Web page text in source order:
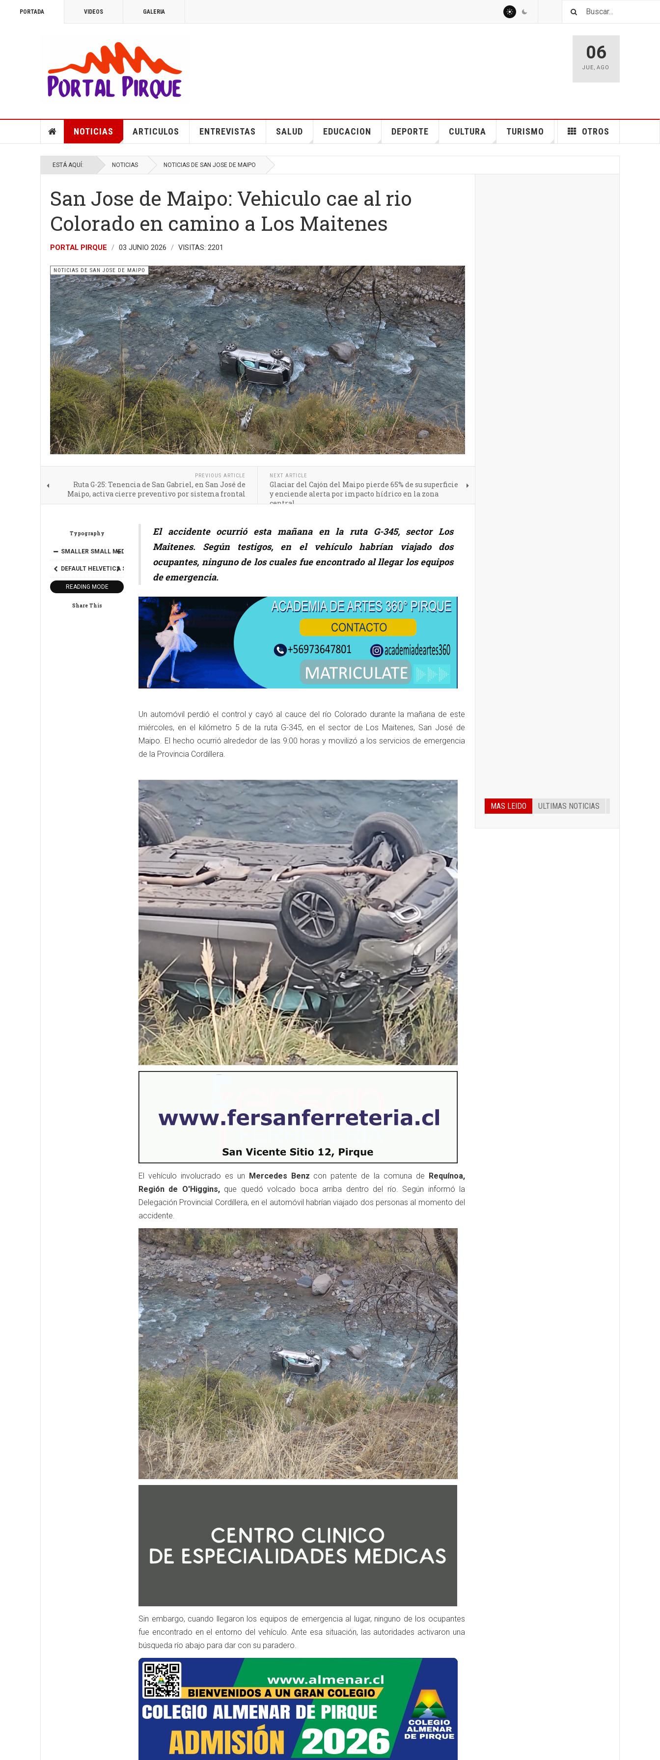
PORTADA VIDEOS GALERIA
06
JUE,AGO
NOTICIAS ARTICULOS ENTREVISTAS SALUD EDUCACION DEPORTE CULTURA TURISMO OTROS
ESTÁ AQUÍ: NOTICIAS NOTICIAS DE SAN JOSE DE MAIPO
San Jose de Maipo: Vehiculo cae al rio
Colorado en camino a Los Maitenes
PORTAL PIRQUE 03 JUNIO 2026 VISITAS: 2201
NOTICIAS DE SAN JOSE DE MAIPO
PREVIOUS ARTICLE
Ruta G-25: Tenencia de San Gabriel, en San José de
Maipo, activa cierre preventivo por sistema frontal
NEXT ARTICLE
Glaciar del Cajón del Maipo pierde 65% de su superficie
y enciende alerta por impacto hídrico en la zona
central
Typography
SMALLER SMALL MEDIUM BIGGER
DEFAULT HELVETICA SEGOE GEORGIA
READING MODE
Share This
El accidente ocurrió esta mañana en la ruta G-345, sector Los
Maitenes. Según testigos, en el vehículo habrían viajado dos
ocupantes, ninguno de los cuales fue encontrado al llegar los equipos
de emergencia.
Un automóvil perdió el control y cayó al cauce del río Colorado durante la mañana de este
miércoles, en el kilómetro 5 de la ruta G-345, en el sector de Los Maitenes, San José de
Maipo. El hecho ocurrió alrededor de las 9:00 horas y movilizó a los servicios de emergencia
de la Provincia Cordillera.
El vehículo involucrado es un Mercedes Benz con patente de la comuna de
Requínoa,
Región de O'Higgins,que quedó volcado boca arriba dentro del río. Según informó la
Delegación Provincial Cordillera, en el automóvil habrían viajado dos personas al momento del
accidente.
Sin embargo, cuando llegaron los equipos de emergencia al lugar, ninguno de los ocupantes
fue encontrado en el entorno del vehículo. Ante esa situación, las autoridades activaron una
búsqueda río abajo para dar con su paradero.
MAS LEIDO ULTIMAS NOTICIAS